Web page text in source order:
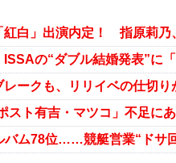
の“ダブル結婚発表”に